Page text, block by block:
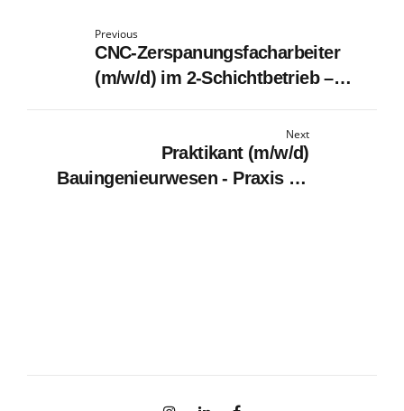
Previous
CNC-Zerspanungsfacharbeiter
(m/w/d) im 2-Schichtbetrieb –
Next
Praktikant (m/w/d)
Bauingenieurwesen - Praxis im